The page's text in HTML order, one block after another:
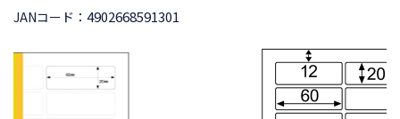
JANコード： 4902668591301